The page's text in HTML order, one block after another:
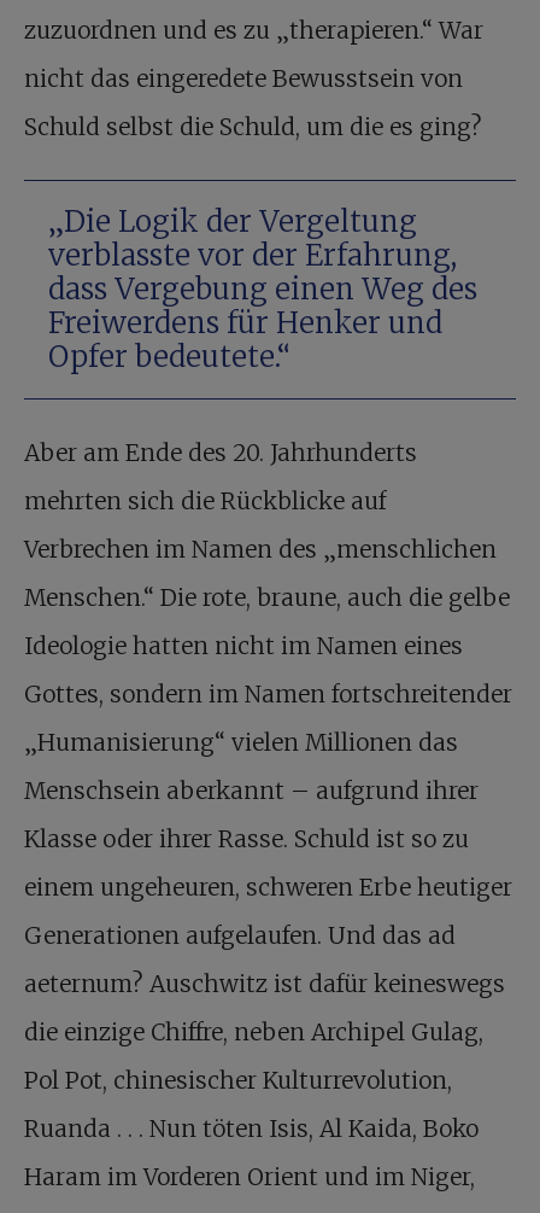
zuzuordnen und es zu „therapieren.“ War
nicht das eingeredete Bewusstsein von
Schuld selbst die Schuld, um die es ging?
„Die Logik der Vergeltung
verblasste vor der Erfahrung,
dass Vergebung einen Weg des
Freiwerdens für Henker und
Opfer bedeutete.“
Aber am Ende des 20. Jahrhunderts
mehrten sich die Rückblicke auf
Verbrechen im Namen des „menschlichen
Menschen.“ Die rote, braune, auch die gelbe
Ideologie hatten nicht im Namen eines
Gottes, sondern im Namen fortschreitender
„Humanisierung“ vielen Millionen das
Menschsein aberkannt – aufgrund ihrer
Klasse oder ihrer Rasse. Schuld ist so zu
einem ungeheuren, schweren Erbe heutiger
Generationen aufgelaufen. Und das ad
aeternum? Auschwitz ist dafür keineswegs
die einzige Chiffre, neben Archipel Gulag,
Pol Pot, chinesischer Kulturrevolution,
Ruanda . . . Nun töten Isis, Al Kaida, Boko
Haram im Vorderen Orient und im Niger,